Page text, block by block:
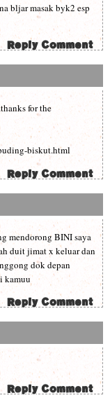
bljar masak byk2 esp
for the
biskut.html
mendorong BINI saya
duit jimat x keluar dan
dok depan
kamuu